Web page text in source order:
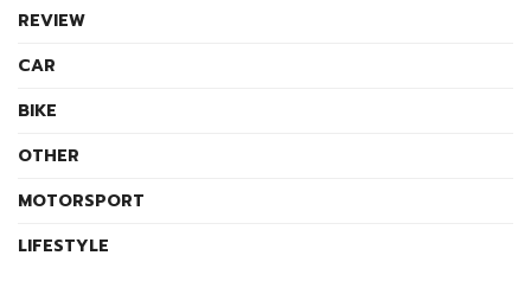
REVIEW
CAR
BIKE
OTHER
MOTORSPORT
LIFESTYLE